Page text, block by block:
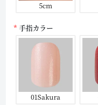
5cm
手指カラー
01Sakura